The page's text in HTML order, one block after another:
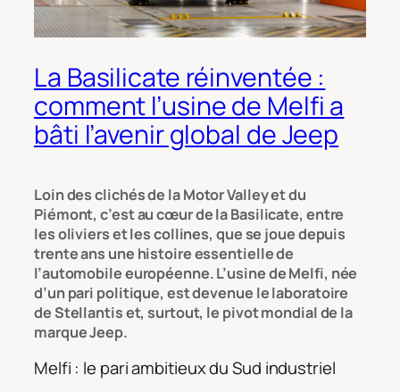
La Basilicate réinventée :
comment l’usine de Melfi a
bâti l’avenir global de Jeep
Loin des clichés de laMotor Valleyet du
Piémont, c’est au cœur de la Basilicate, entre
les oliviers et les collines, que se joue depuis
trente ans une histoire essentielle de
l’automobile européenne. L’usine de Melfi, née
d’un pari politique, est devenue le laboratoire
de Stellantis et, surtout, le pivot mondial de la
marque Jeep.
Melfi : le pari ambitieux du Sud industriel